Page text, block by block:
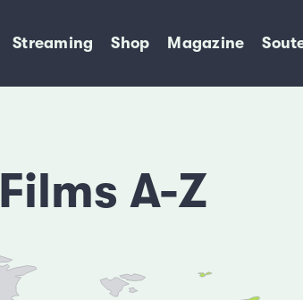
Streaming Shop Magazine
Films A-Z